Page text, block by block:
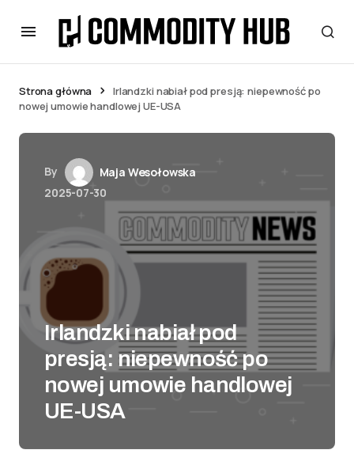
Strona główna
Irlandzki nabiał pod presją: niepewność po
nowej umowie handlowej UE-USA
By
Maja Wesołowska
2025-07-30
Irlandzki nabiał pod
presją: niepewność po
nowej umowie handlowej
UE-USA